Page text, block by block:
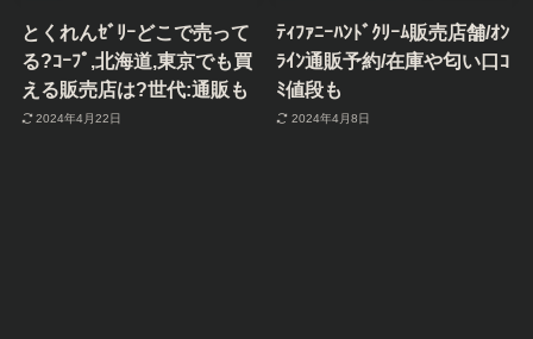
とくれんｾﾞﾘｰどこで売って
る?ｺｰﾌﾟ,北海道,東京でも買
える販売店は?世代:通販も
2024年4月22日
ﾃｨﾌｧﾆｰﾊﾝﾄﾞｸﾘｰﾑ販売店舗/ｵﾝ
ﾗｲﾝ通販予約/在庫や匂い口ｺ
ﾐ値段も
2024年4月8日